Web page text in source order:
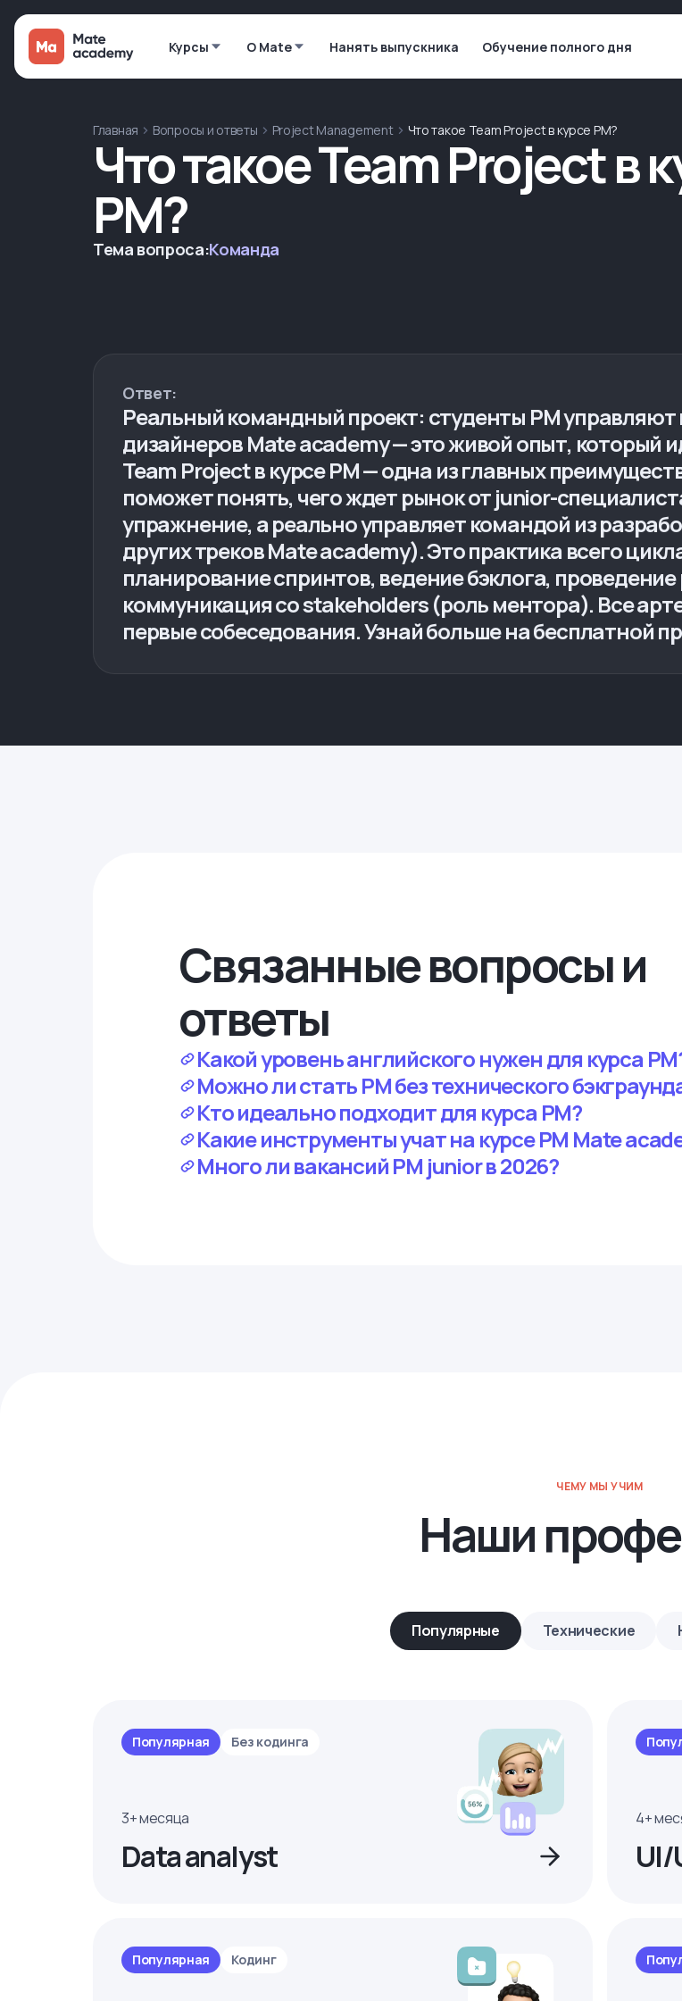
Курсы О Mate Нанять выпускника Обучение полного дня
Главная Вопросы и ответы Project Management Что такое Team Project в курсе PM?
Что такое Team Project в
PM?
Тема вопроса:Команда
Ответ:
Реальный командный проект: студенты PM управляют
дизайнеров Mate academy — это живой опыт, который
Team Project в курсе PM — одна из главных
поможет понять, чего ждет рынок от junior-
упражнение, а реально управляет командой из
других треков Mate academy). Это практика всего
планирование спринтов, ведение бэклога,
коммуникация со stakeholders (роль ментора). Все
первые собеседования. Узнай больше на бесплатной
Связанные вопросы и
ответы
Какой уровень английского нужен для курса
Можно ли стать PM без технического
Кто идеально подходит для курса PM?
Какие инструменты учат на курсе PM Mate
Много ли вакансий PM junior в 2026?
ЧЕМУ МЫ УЧИМ
Наши
Популярные Технические
Популярная Без кодинга
3+ месяца
Data analyst
4+
UI/
Популярная Кодинг